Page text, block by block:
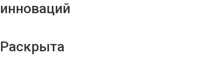
инноваций
Раскрыта